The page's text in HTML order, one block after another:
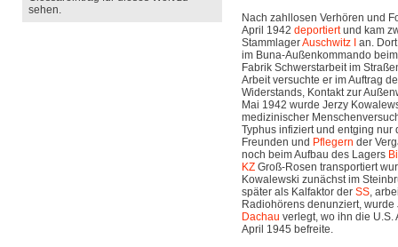
sehen.
Nach zahllosen Verhören und
April 1942 deportiertund kam
StammlagerAuschwitz I
an.
im Buna-Außenkommando
Fabrik Schwerstarbeit im
Arbeit versuchte er im Auftrag
Widerstands, Kontakt zur
Mai 1942 wurde Jerzy
medizinischer
Typhus infiziert und entging nur
Freunden und Pflegern der
noch beim Aufbau des Lagers
KZ Groß-Rosen transportiert
Kowalewski zunächst im
später als Kalfaktor der SS,
Radiohörens denunziert,
Dachau verlegt, wo ihn die U.S.
April 1945 befreite.